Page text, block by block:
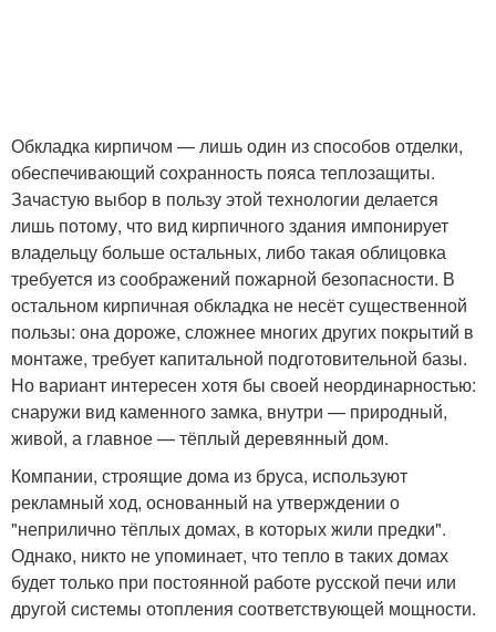
Обкладка кирпичом — лишь один из способов отделки,
обеспечивающий сохранность пояса теплозащиты.
Зачастую выбор в пользу этой технологии делается
лишь потому, что вид кирпичного здания импонирует
владельцу больше остальных, либо такая облицовка
требуется из соображений пожарной безопасности. В
остальном кирпичная обкладка не несёт существенной
пользы: она дороже, сложнее многих других покрытий в
монтаже, требует капитальной подготовительной базы.
Но вариант интересен хотя бы своей неординарностью:
снаружи вид каменного замка, внутри — природный,
живой, а главное — тёплый деревянный дом.
Компании, строящие дома из бруса, используют
рекламный ход, основанный на утверждении о
"неприлично тёплых домах, в которых жили предки".
Однако, никто не упоминает, что тепло в таких домах
будет только при постоянной работе русской печи или
другой системы отопления соответствующей мощности.